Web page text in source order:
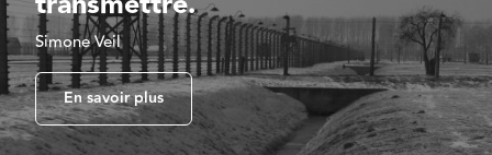
Simone Veil
En savoir plus